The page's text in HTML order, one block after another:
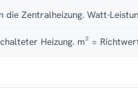
die Zentralheizung. Watt-
Heizung. m² =